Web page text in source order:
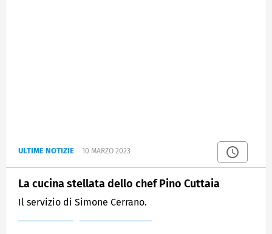
ULTIME NOTIZIE 10 MARZO 2023
La cucina stellata dello chef Pino Cuttaia
Il servizio di Simone Cerrano.